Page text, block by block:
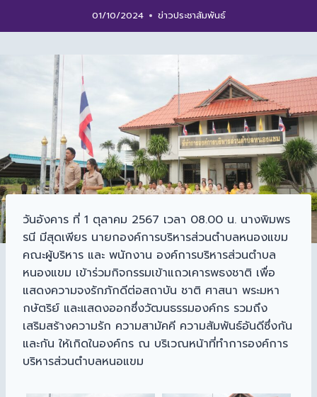
01/10/2024 ข่าวประชาสัมพันธ์
วันอังคาร ที่ 1 ตุลาคม 2567 เวลา 08.00 น. นางพิมพร
รนี มีสุดเพียร นายกองค์การบริหารส่วนตำบลหนองแขม
คณะผู้บริหาร และ พนักงาน องค์การบริหารส่วนตำบล
หนองแขม เข้าร่วมกิจกรรมเข้าแถวเคารพธงชาติ เพื่อ
แสดงความจงรักภักดีต่อสถาบัน ชาติ ศาสนา พระมหา
กษัตริย์ และแสดงออกซึ่งวัฒนธรรมองค์กร รวมถึง
เสริมสร้างความรัก ความสามัคคี ความสัมพันธ์อันดีซึ่งกัน
และกัน ให้เกิดในองค์กร ณ บริเวณหน้าที่ทำการองค์การ
บริหารส่วนตำบลหนอแขม